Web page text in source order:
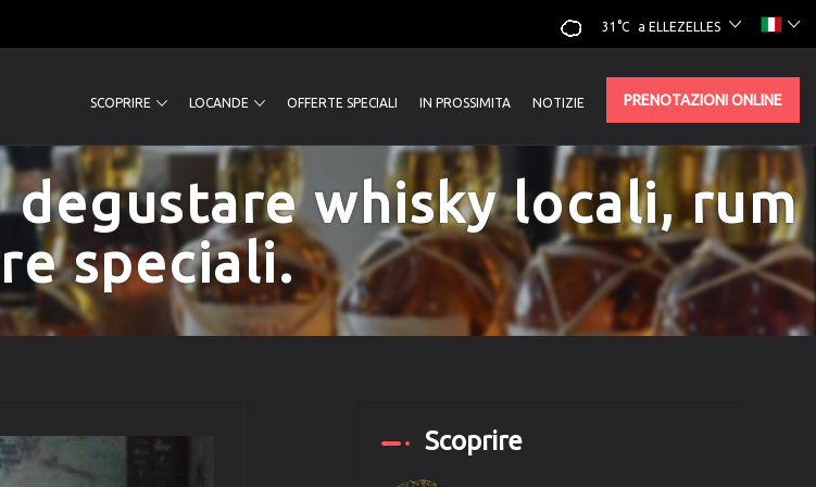
31°C a ELLEZELLES
SCOPRIRE LOCANDE OFFERTE SPECIALI IN PROSSIMITA NOTIZIE PRENOTAZIONI ONLINE
whisky locali, rum
speciali.
Scoprire